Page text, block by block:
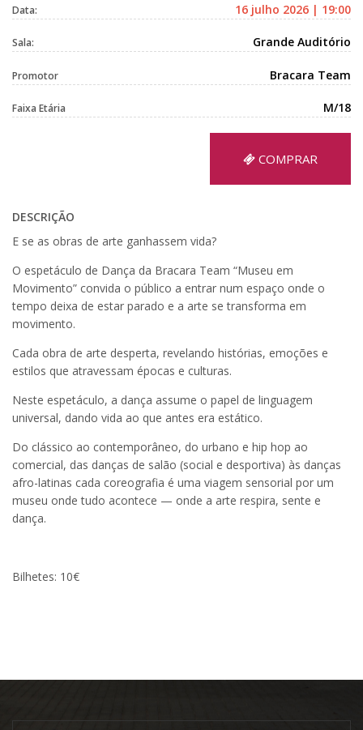
Data: 16 julho 2026 | 19:00
Sala: Grande Auditório
Promotor Bracara Team
Faixa Etária M/18
COMPRAR
DESCRIÇÃO
E se as obras de arte ganhassem vida?
O espetáculo de Dança da Bracara Team “Museu em
Movimento” convida o público a entrar num espaço onde o
tempo deixa de estar parado e a arte se transforma em
movimento.
Cada obra de arte desperta, revelando histórias, emoções e
estilos que atravessam épocas e culturas.
Neste espetáculo, a dança assume o papel de linguagem
universal, dando vida ao que antes era estático.
Do clássico ao contemporâneo, do urbano e hip hop ao
comercial, das danças de salão (social e desportiva) às danças
afro-latinas cada coreografia é uma viagem sensorial por um
museu onde tudo acontece — onde a arte respira, sente e
dança.
Bilhetes: 10€